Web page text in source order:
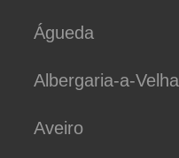
Águeda
Albergaria-a-Velha
Aveiro